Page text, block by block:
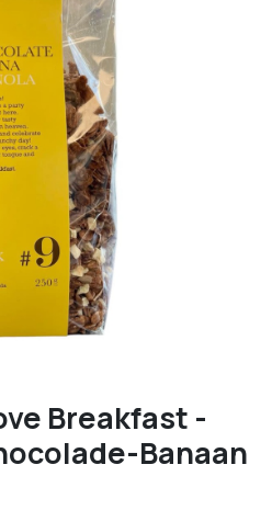
Breakfast -
Banaan